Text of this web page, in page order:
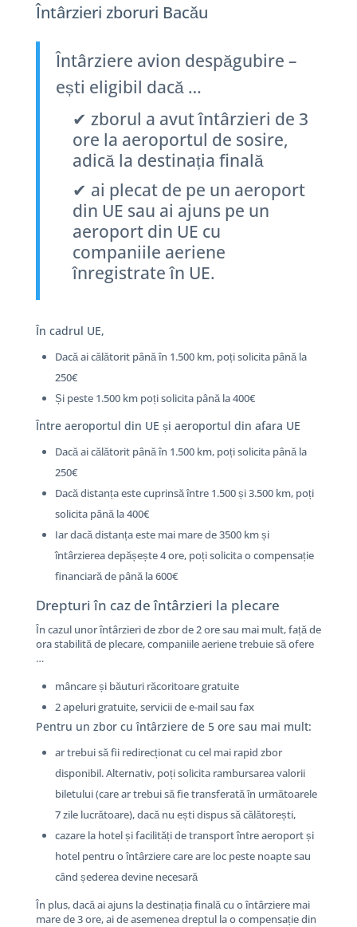
Întârzieri zboruri Bacău
Întârziere avion despăgubire –
ești eligibil dacă …
✔ zborul a avut întârzieri de 3
ore la aeroportul de sosire,
adică la destinația finală
✔ ai plecat de pe un aeroport
din UE sau ai ajuns pe un
aeroport din UE cu
companiile aeriene
înregistrate în UE.
În cadrul UE,
Dacă ai călătorit până în 1.500 km, poți solicita până la
250€
Și peste 1.500 km poți solicita până la 400€
Între aeroportul din UE și aeroportul din afara UE
Dacă ai călătorit până în 1.500 km, poți solicita până la
250€
Dacă distanța este cuprinsă între 1.500 și 3.500 km, poți
solicita până la 400€
Iar dacă distanța este mai mare de 3500 km și
întârzierea depășește 4 ore, poți solicita o compensație
financiară de până la 600€
Drepturi în caz de întârzieri la plecare
În cazul unor întârzieri de zbor de 2 ore sau mai mult, față de
ora stabilită de plecare, companiile aeriene trebuie să ofere
…
mâncare și băuturi răcoritoare gratuite
2 apeluri gratuite, servicii de e-mail sau fax
Pentru un zbor cu întârziere de 5 ore sau mai mult:
ar trebui să fii redirecționat cu cel mai rapid zbor
disponibil. Alternativ, poți solicita rambursarea valorii
biletului (care ar trebui să fie transferată în următoarele
7 zile lucrătoare), dacă nu ești dispus să călătorești,
cazare la hotel și facilități de transport între aeroport și
hotel pentru o întârziere care are loc peste noapte sau
când șederea devine necesară
În plus, dacă ai ajuns la destinația finală cu o întârziere mai
mare de 3 ore, ai de asemenea dreptul la o compensație din